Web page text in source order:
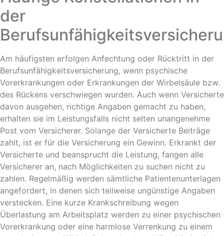
der
Am häufigsten erfolgen Anfechtung oder Rücktritt in der
Berufsunfähigkeitsversicherung, wenn psychische
Vorerkrankungen oder Erkrankungen der Wirbelsäule bzw.
des Rückens verschwiegen wurden. Auch wenn Versicherte
davon ausgehen, richtige Angaben gemacht zu haben,
erhalten sie im Leistungsfalls nicht selten unangenehme
Post vom Versicherer. Solange der Versicherte Beiträge
zahlt, ist er für die Versicherung ein Gewinn. Erkrankt der
Versicherte und beansprucht die Leistung, fangen alle
Versicherer an, nach Möglichkeiten zu suchen nicht zu
zahlen. Regelmäßig werden sämtliche Patientenunterlagen
angefordert, in denen sich teilweise ungünstige Angaben
verstecken. Eine kurze Krankschreibung wegen
Überlastung am Arbeitsplatz werden zu einer psychischen
Vorerkrankung oder eine harmlose Verrenkung zu einem